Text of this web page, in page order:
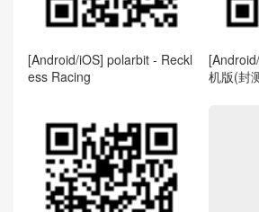
[Android/iOS] polarbit - Reckl
ess Racing
机版(封